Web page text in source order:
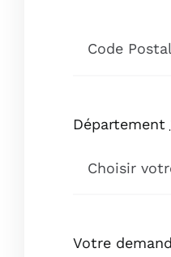
Département
Votre